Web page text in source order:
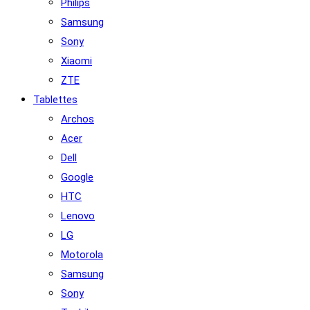
Philips
Samsung
Sony
Xiaomi
ZTE
Tablettes
Archos
Acer
Dell
Google
HTC
Lenovo
LG
Motorola
Samsung
Sony